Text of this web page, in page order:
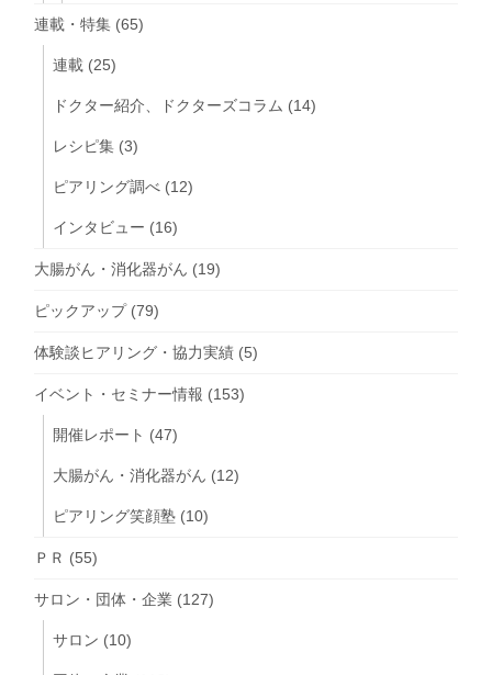
連載・特集 (65)
連載 (25)
ドクター紹介、ドクターズコラム (14)
レシピ集 (3)
ピアリング調べ (12)
インタビュー (16)
大腸がん・消化器がん (19)
ピックアップ(79)
体験談ヒアリング・協力実績 (5)
イベント・セミナー情報 (153)
開催レポート (47)
大腸がん・消化器がん (12)
ピアリング笑顔塾 (10)
ＰＲ (55)
サロン・団体・企業 (127)
サロン (10)